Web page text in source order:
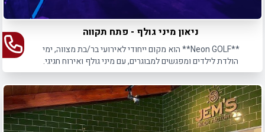
ניאון מיני גולף - פתח תקווה
**Neon GOLF** הוא מקום ייחודי לאירועי בר/בת מצווה, ימי
הולדת לילדים ומפגשים למבוגרים, עם מיני גולף ואירוח חגיגי.